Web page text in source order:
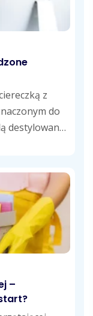
z
do
destylowaną.
–